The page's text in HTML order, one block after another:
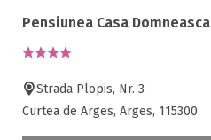
Pensiunea Casa Domneasca
Strada Plopis, Nr. 3
Curtea de Arges, Arges, 115300